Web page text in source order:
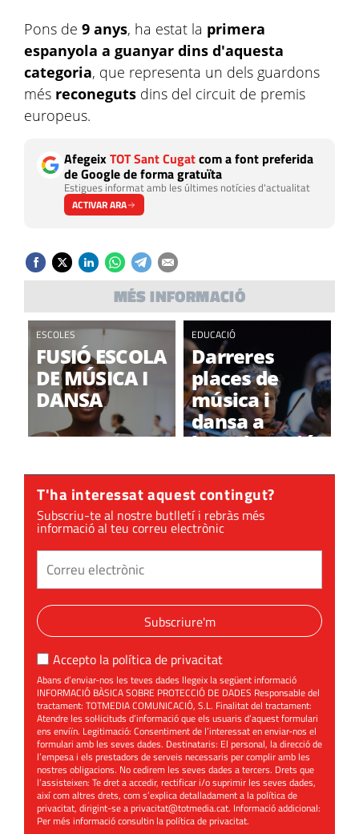
Pons de 9 anys, ha estat la primera
espanyola a guanyar dins d'aquesta
categoria, que representa un dels guardons
més reconeguts dins del circuit de premis
europeus.
AfegeixTOT Sant Cugatcom a font preferida
de Google de forma gratuïta
Estigues informat amb les últimes notícies d'actualitat
ACTIVAR ARA
MÉS INFORMACIÓ
ESCOLES
FUSIÓ ESCOLA
DE MÚSICA I
DANSA
EDUCACIÓ
Darreres
places de
música i
dansa a
l'Escola Fusió
T'ha interessat aquest contingut?
Subscriu-te al nostre butlletí i rebràs més
informació al teu correu electrònic
Subscriure'm
Accepto la política de privacitat
Abans d’enviar-nos les teves dades llegeix la següent informació
INFORMACIÓ BÀSICA SOBRE PROTECCIÓ DE DADES Responsable del
tractament: TOTMEDIA COMUNICACIÓ, S.L. Finalitat del tractament:
Atendre les sol·licituds d’informació que els usuaris d’aquest formulari
ens enviïn. Legitimació: Consentiment de l’interessat en enviar-nos el
formulari amb les seves dades. Destinataris: El personal, la direcció de
l’empesa i els prestadors de serveis necessaris per complir amb les
nostres obligacions. No cedirem les seves dades a tercers. Drets que
l’assisteixen: Te dret a accedir, rectificar i/o suprimir les seves dades,
així com altres drets, com s’explica detalladament a la política de
privacitat, dirigint-se aprivacitat@totmedia.cat. Informació addicional:
Per més informació consultin lapolítica de privacitat.